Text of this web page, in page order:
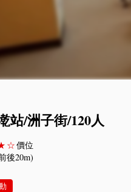
站/洲子街/120人
價位
後20m)